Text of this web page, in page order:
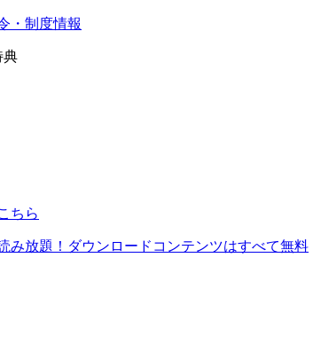
・制度情報
典
ちら
み放題！ダウンロードコンテンツはすべて無料